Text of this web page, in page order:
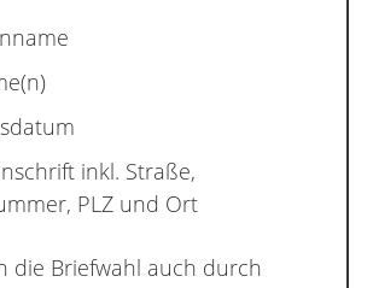
inkl. Straße,
PLZ und Ort
die Briefwahl auch durch